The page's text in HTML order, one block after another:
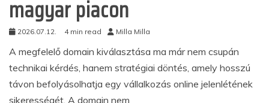
magyar piacon
2026.07.12. 4 min read Milla Milla
A megfelelő domain kiválasztása ma már nem csupán
technikai kérdés, hanem stratégiai döntés, amely hosszú
távon befolyásolhatja egy vállalkozás online jelenlétének
sikerességét. A domain nem